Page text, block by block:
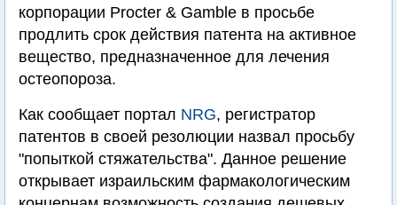
корпорации Procter & Gamble в просьбе
продлить срок действия патента на активное
вещество, предназначенное для лечения
остеопороза.
Как сообщает портал NRG, регистратор
патентов в своей резолюции назвал просьбу
"попыткой стяжательства". Данное решение
открывает израильским фармакологическим